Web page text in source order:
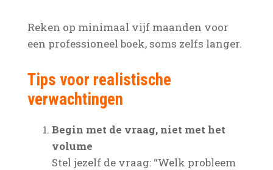
Reken op minimaal vijf maanden voor
een professioneel boek, soms zelfs langer.
Tips voor realistische
verwachtingen
Begin met de vraag, niet met het
volume
Stel jezelf de vraag: “Welk probleem